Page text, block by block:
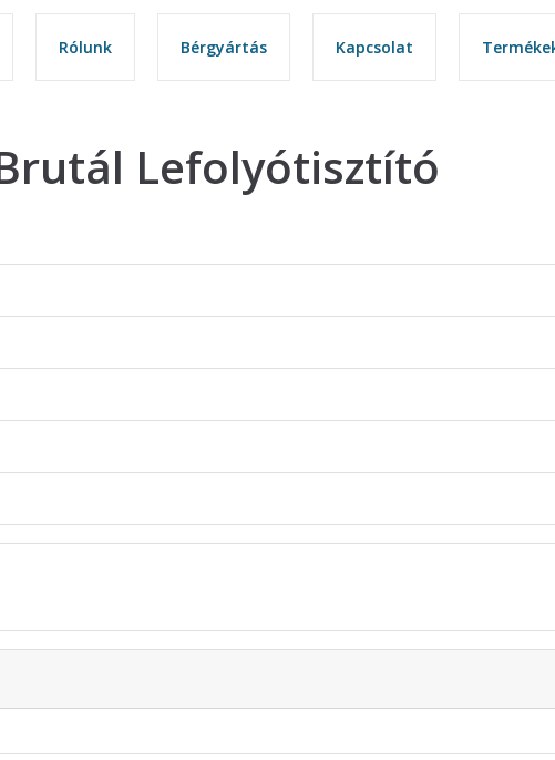
Rólunk Bérgyártás Kapcsolat
Rólunk Bérgyártás Kapcsolat
Lefolyótisztító